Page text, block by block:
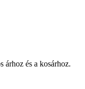
árhoz és a kosárhoz.